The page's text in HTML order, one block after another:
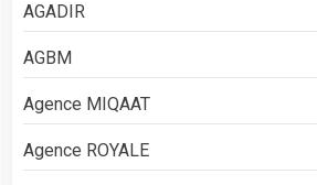
AGADIR
AGBM
Agence MIQAAT
Agence ROYALE